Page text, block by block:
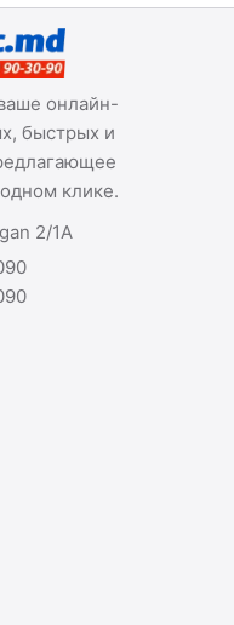
онлайн-
быстрых и
клике.
2/1A